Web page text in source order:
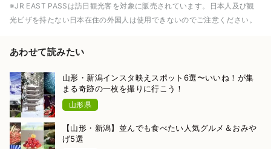
※JR EAST PASSは訪日観光客を対象に販売されています。日本人及び観
光ビザを持たない日本在住の外国人は使用できないのでご注意ください。
あわせて読みたい
山形・新潟インスタ映えスポット6選〜いいね！が集
まる奇跡の一枚を撮りに行こう！
山形県
【山形・新潟】並んでも食べたい人気グルメ＆おみや
げ5選